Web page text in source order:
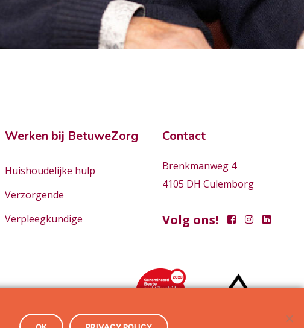
Werken bij BetuweZorg
Huishoudelijke hulp
Verzorgende
Verpleegkundige
Contact
Brenkmanweg 4
4105 DH Culemborg
Volg ons!